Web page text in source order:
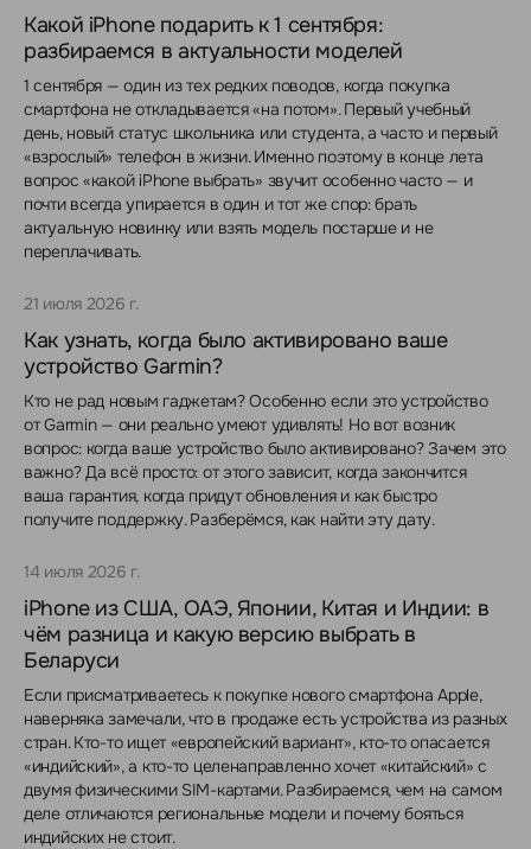
Какой iPhone подарить к 1 сентября:
разбираемся в актуальности моделей
1 сентября — один из тех редких поводов, когда покупка
смартфона не откладывается «на потом». Первый учебный
день, новый статус школьника или студента, а часто и первый
«взрослый» телефон в жизни. Именно поэтому в конце лета
вопрос «какой iPhone выбрать» звучит особенно часто — и
почти всегда упирается в один и тот же спор: брать
актуальную новинку или взять модель постарше и не
переплачивать.
21 июля 2026 г.
Как узнать, когда было активировано ваше
устройство Garmin?
Кто не рад новым гаджетам? Особенно если это устройство
от Garmin — они реально умеют удивлять! Но вот возник
вопрос: когда ваше устройство было активировано? Зачем это
важно? Да всё просто: от этого зависит, когда закончится
ваша гарантия, когда придут обновления и как быстро
получите поддержку. Разберёмся, как найти эту дату.
14 июля 2026 г.
iPhone из США, ОАЭ, Японии, Китая и Индии: в
чём разница и какую версию выбрать в
Беларуси
Если присматриваетесь к покупке нового смартфона Apple,
наверняка замечали, что в продаже есть устройства из разных
стран. Кто-то ищет «европейский вариант», кто-то опасается
«индийский», а кто-то целенаправленно хочет «китайский» с
двумя физическими SIM-картами. Разбираемся, чем на самом
деле отличаются региональные модели и почему бояться
индийских не стоит.